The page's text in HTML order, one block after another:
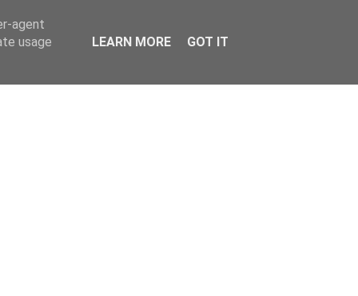
agent
usage
LEARN MORE GOT IT